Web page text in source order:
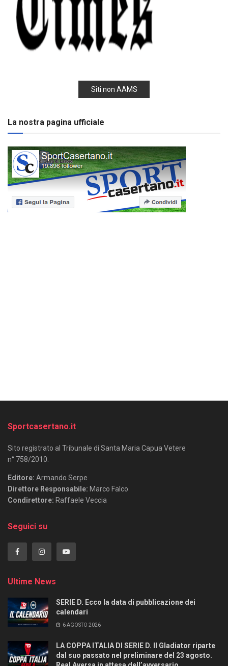
Siti non AAMS
La nostra pagina ufficiale
Sportcasertano.it
Sito registrato al Tribunale di Santa Maria Capua Vetere
n° 758/2010.
Editore: Armando Serpe
Direttore Responsabile: Marco Falco
Condirettore: Raffaele Veccia
Seguici su
Ultime News
SERIE D. Ecco la data di pubblicazione dei
calendari
6 AGOSTO 2026
LA COPPA ITALIA DI SERIE D. Il Gladiator riparte
dal suo passato nel preliminare del 23 agosto.